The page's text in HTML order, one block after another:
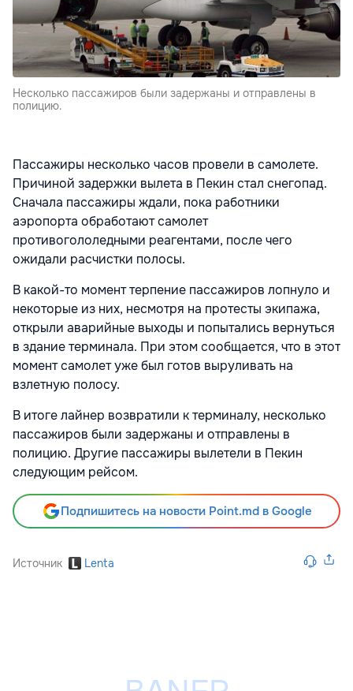
Несколько пассажиров были задержаны и отправлены в
полицию.
Пассажиры несколько часов провели в самолете.
Причиной задержки вылета в Пекин стал снегопад.
Сначала пассажиры ждали, пока работники
аэропорта обработают самолет
противогололедными реагентами, после чего
ожидали расчистки полосы.
В какой-то момент терпение пассажиров лопнуло и
некоторые из них, несмотря на протесты экипажа,
открыли аварийные выходы и попытались вернуться
в здание терминала. При этом сообщается, что в этот
момент самолет уже был готов выруливать на
взлетную полосу.
В итоге лайнер возвратили к терминалу, несколько
пассажиров были задержаны и отправлены в
полицию. Другие пассажиры вылетели в Пекин
следующим рейсом.
Подпишитесь на новости Point.md в Google
Источник Lenta